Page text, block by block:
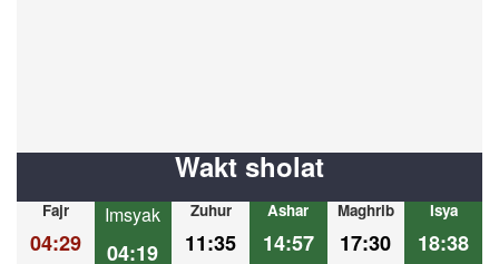
Wakt sholat
Fajr
04:29
Imsyak
04:19
Zuhur
11:35
Ashar
14:57
Maghrib
17:30
Isya
18:38